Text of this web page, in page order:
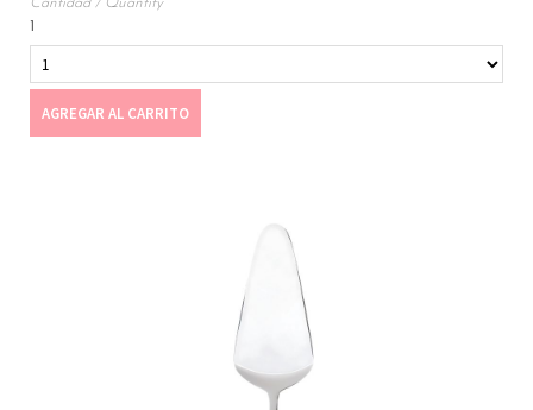
AGREGAR AL CARRITO